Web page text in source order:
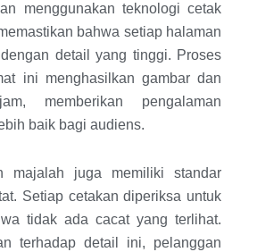
menggunakan teknologi cetak
bahwa setiap halaman
detail yang tinggi. Proses
ini menghasilkan gambar dan
memberikan pengalaman
baik bagi audiens.
majalah juga memiliki standar
Setiap cetakan diperiksa untuk
tidak ada cacat yang terlihat.
terhadap detail ini, pelanggan